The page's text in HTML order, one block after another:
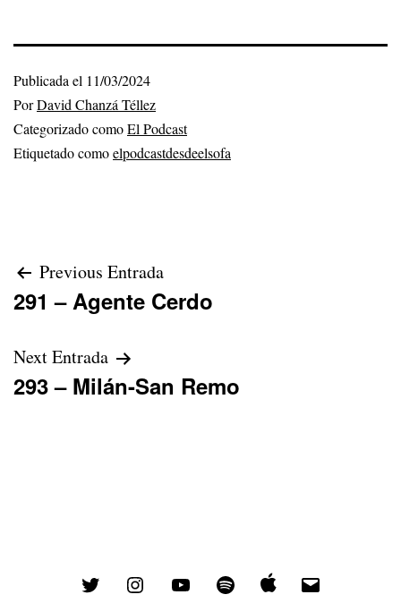
Publicada el 11/03/2024
PorDavid Chanzá Téllez
Categorizado comoEl Podcast
Etiquetado comoelpodcastdesdeelsofa
Navegación
de
entradas
Previous Entrada
291 – Agente Cerdo
Next Entrada
293 – Milán-San Remo
Twitter Instagram YouTube Spotify